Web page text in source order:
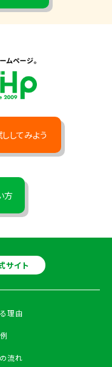
してみよう
方
サイト
理由
流れ